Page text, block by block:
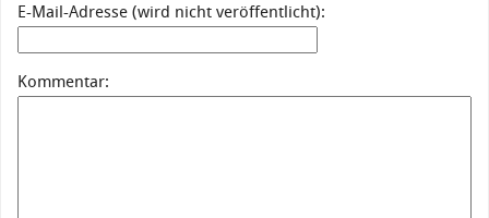
E-Mail-Adresse (wird nicht veröffentlicht):
Kommentar: